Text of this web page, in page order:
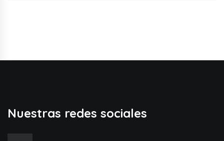
Nuestras redes sociales